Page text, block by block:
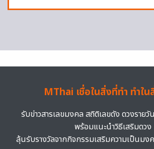
MThai เชื่อในสิ่งที่ทำ ทำใน
รับข่าวสารเลขมงคล สถิติเลขดัง ดวงรายวั
พร้อมแนะนำวิธีเสริมดวง
ลุ้นรับรางวัลจากกิจกรรมเสริมความเป็นมง